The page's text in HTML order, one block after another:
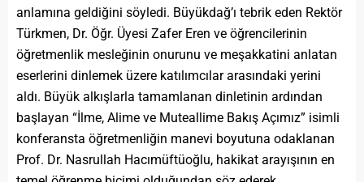
anlamına geldiğini söyledi. Büyükdağ’ı tebrik eden Rektör
Türkmen, Dr. Öğr. Üyesi Zafer Eren ve öğrencilerinin
öğretmenlik mesleğinin onurunu ve meşakkatini anlatan
eserlerini dinlemek üzere katılımcılar arasındaki yerini
aldı. Büyük alkışlarla tamamlanan dinletinin ardından
başlayan “İlme, Alime ve Muteallime Bakış Açımız” isimli
konferansta öğretmenliğin manevi boyutuna odaklanan
Prof. Dr. Nasrullah Hacımüftüoğlu, hakikat arayışının en